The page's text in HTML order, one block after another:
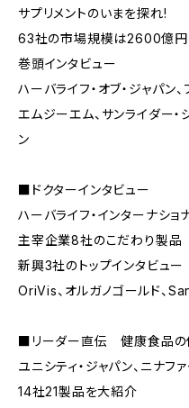
サプリメントのいまを探れ!
63社の市場規模は2600億円
巻頭インタビュー
ハーバライフ・オブ・ジャパン
エムジーエム、サンライダー・
ン
■ドクターインタビュー
ハーバライフ・インターナシ
主宰企業8社のこだわり製品
新興3社のトップインタビュー
OriVis、オルガノゴールド、
■リーダー直伝 健康食品の
ユニシティ・ジャパン、ニナフ
14社21製品を大紹介